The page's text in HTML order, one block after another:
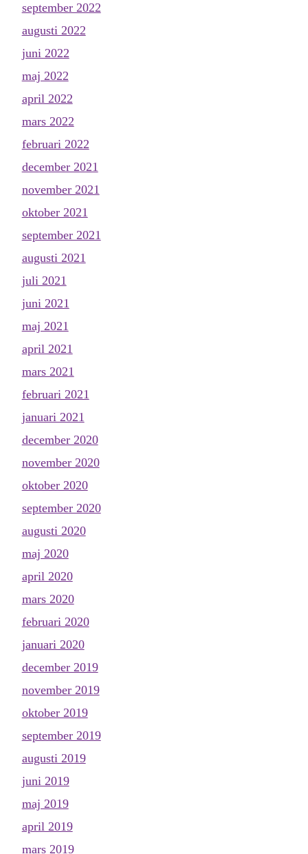
september 2022
augusti 2022
juni 2022
maj 2022
april 2022
mars 2022
februari 2022
december 2021
november 2021
oktober 2021
september 2021
augusti 2021
juli 2021
juni 2021
maj 2021
april 2021
mars 2021
februari 2021
januari 2021
december 2020
november 2020
oktober 2020
september 2020
augusti 2020
maj 2020
april 2020
mars 2020
februari 2020
januari 2020
december 2019
november 2019
oktober 2019
september 2019
augusti 2019
juni 2019
maj 2019
april 2019
mars 2019